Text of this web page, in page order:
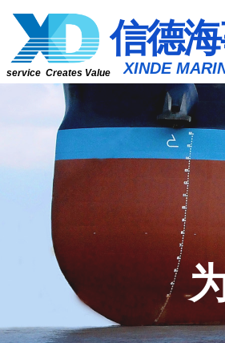
​XINDE
service Creates Value
信​​​​​​德